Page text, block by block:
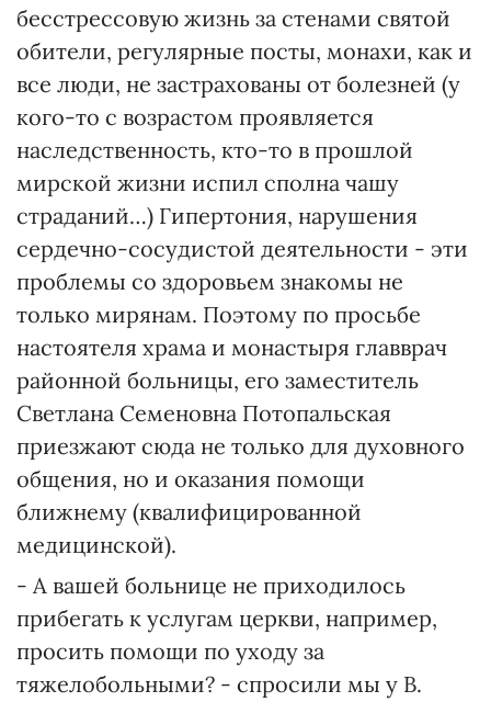
бесстрессовую жизнь за стенами святой
обители, регулярные посты, монахи, как и
все люди, не застрахованы от болезней (у
кого-то с возрастом проявляется
наследственность, кто-то в прошлой
мирской жизни испил сполна чашу
страданий…) Гипертония, нарушения
сердечно-сосудистой деятельности - эти
проблемы со здоровьем знакомы не
только мирянам. Поэтому по просьбе
настоятеля храма и монастыря главврач
районной больницы, его заместитель
Светлана Семеновна Потопальская
приезжают сюда не только для духовного
общения, но и оказания помощи
ближнему (квалифицированной
медицинской).
- А вашей больнице не приходилось
прибегать к услугам церкви, например,
просить помощи по уходу за
тяжелобольными? - спросили мы у В.